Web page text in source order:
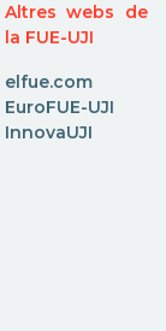
Altres webs de
la FUE-UJI
elfue.com
EuroFUE-UJI
InnovaUJI